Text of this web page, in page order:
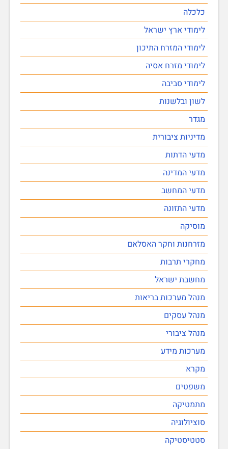
כלכלה
לימודי ארץ ישראל
לימודי המזרח התיכון
לימודי מזרח אסיה
לימודי סביבה
לשון ובלשנות
מגדר
מדיניות ציבורית
מדעי הדתות
מדעי המדינה
מדעי המחשב
מדעי התזונה
מוסיקה
מזרחנות וחקר האסלאם
מחקרי תרבות
מחשבת ישראל
מנהל מערכות בריאות
מנהל עסקים
מנהל ציבורי
מערכות מידע
מקרא
משפטים
מתמטיקה
סוציולוגיה
סטטיסטיקה